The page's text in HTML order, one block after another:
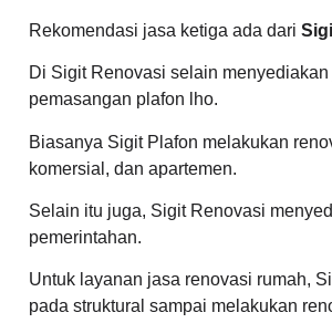
Rekomendasi jasa ketiga ada dari
Di Sigit Renovasi selain
pemasangan plafon lho.
Biasanya Sigit Plafon melakukan
komersial, dan apartemen.
Selain itu juga, Sigit Renovasi
pemerintahan.
Untuk layanan jasa renovasi rumah,
pada struktural sampai melakukan